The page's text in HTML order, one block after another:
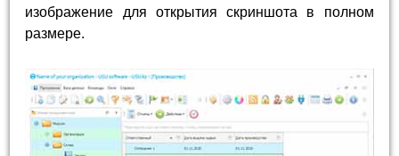
изображение для открытия скриншота в полном
размере.